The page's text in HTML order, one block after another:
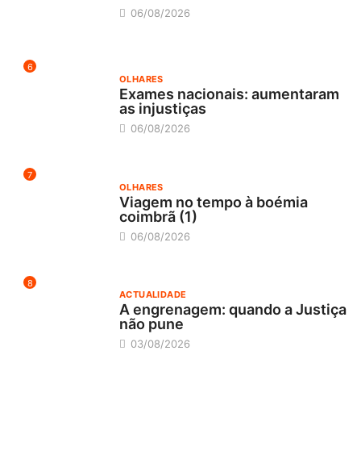
06/08/2026
6
OLHARES
Exames nacionais: aumentaram
as injustiças
06/08/2026
7
OLHARES
Viagem no tempo à boémia
coimbrã (1)
06/08/2026
8
ACTUALIDADE
A engrenagem: quando a Justiça
não pune
03/08/2026